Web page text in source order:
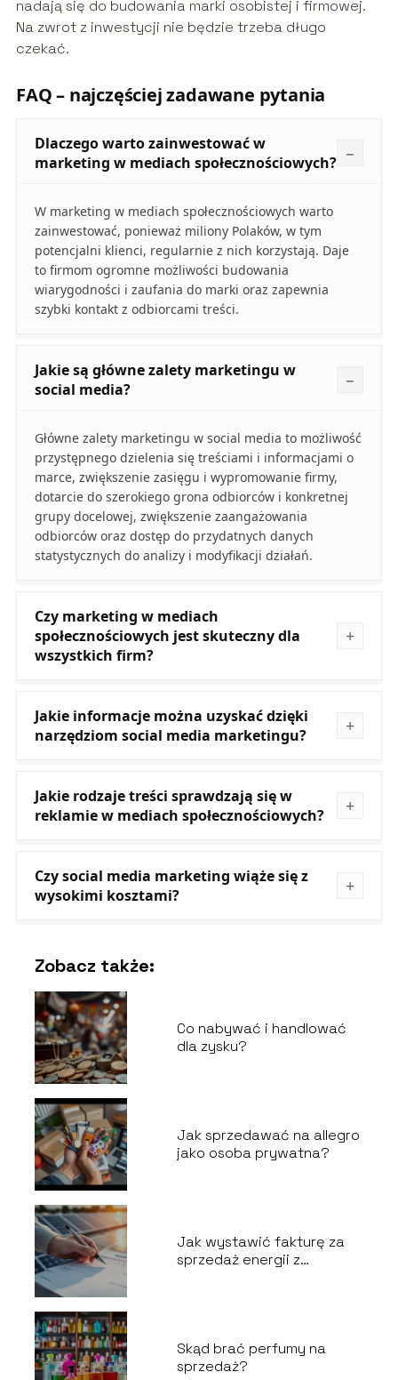
nadają się do budowania marki osobistej i firmowej.
Na zwrot z inwestycji nie będzie trzeba długo
czekać.
FAQ – najczęściej zadawane pytania
Dlaczego warto zainwestować w
marketing w mediach społecznościowych?
W marketing w mediach społecznościowych warto
zainwestować, ponieważ miliony Polaków, w tym
potencjalni klienci, regularnie z nich korzystają. Daje
to firmom ogromne możliwości budowania
wiarygodności i zaufania do marki oraz zapewnia
szybki kontakt z odbiorcami treści.
Jakie są główne zalety marketingu w
social media?
Główne zalety marketingu w social media to możliwość
przystępnego dzielenia się treściami i informacjami o
marce, zwiększenie zasięgu i wypromowanie firmy,
dotarcie do szerokiego grona odbiorców i konkretnej
grupy docelowej, zwiększenie zaangażowania
odbiorców oraz dostęp do przydatnych danych
statystycznych do analizy i modyfikacji działań.
Czy marketing w mediach
społecznościowych jest skuteczny dla
wszystkich firm?
Jakie informacje można uzyskać dzięki
narzędziom social media marketingu?
Jakie rodzaje treści sprawdzają się w
reklamie w mediach społecznościowych?
Czy social media marketing wiąże się z
wysokimi kosztami?
Zobacz także:
Co nabywać i handlować
dla zysku?
Jak sprzedawać na allegro
jako osoba prywatna?
Jak wystawić fakturę za
sprzedaż energii z
Skąd brać perfumy na
sprzedaż?